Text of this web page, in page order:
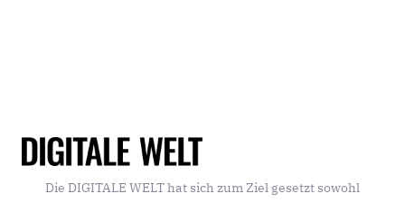
Die DIGITALE WELT hat sich zum Ziel gesetzt sowohl